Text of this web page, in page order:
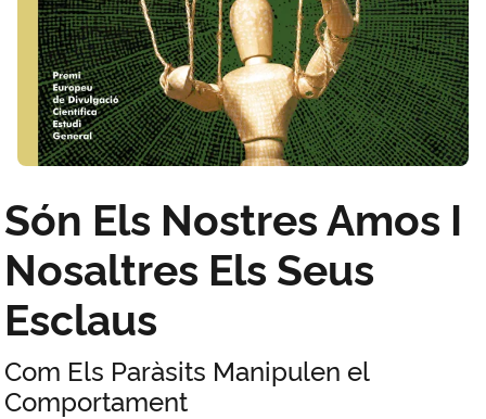
Són Els Nostres Amos I
Nosaltres Els Seus
Esclaus
Com Els Paràsits Manipulen el
Comportament